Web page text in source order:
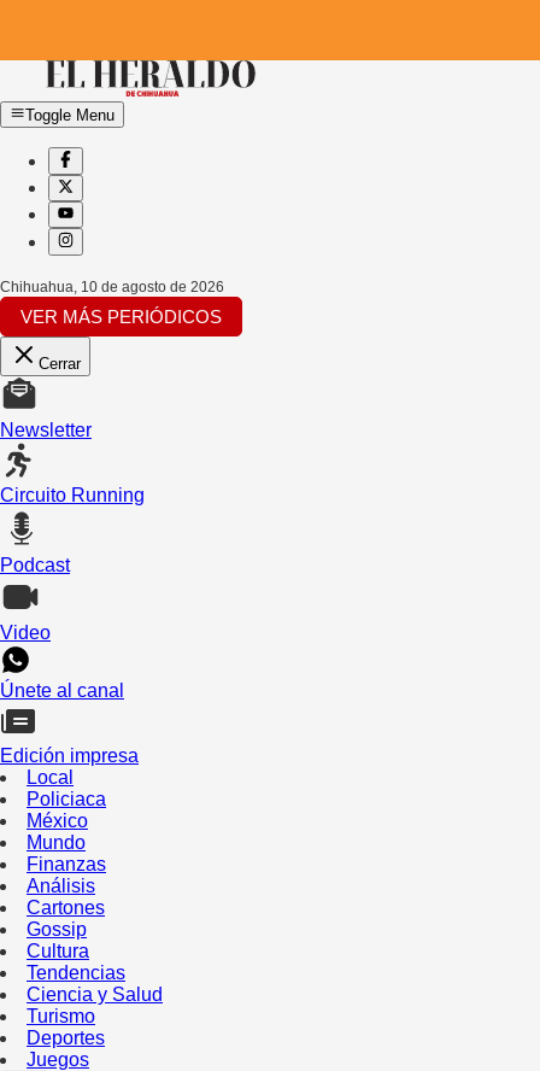
Toggle Menu
Chihuahua 10 de agosto de 2026
VER MÁS PERIÓDICOS
Cerrar
Newsletter
Circuito Running
Podcast
Video
Únete al canal
Edición impresa
Local
Policiaca
México
Mundo
Finanzas
Análisis
Cartones
Gossip
Cultura
Tendencias
Ciencia y Salud
Turismo
Deportes
Juegos